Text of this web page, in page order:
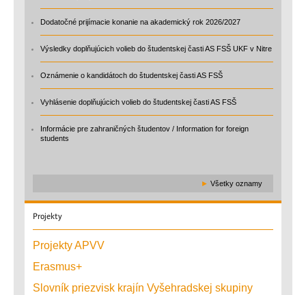
Dodatočné prijímacie konanie na akademický rok 2026/2027
Výsledky doplňujúcich volieb do študentskej časti AS FSŠ UKF v Nitre
Oznámenie o kandidátoch do študentskej časti AS FSŠ
Vyhlásenie doplňujúcich volieb do študentskej časti AS FSŠ
Informácie pre zahraničných študentov / Information for foreign
students
► Všetky oznamy
Projekty
Projekty APVV
Erasmus+
Slovník priezvisk krajín Vyšehradskej skupiny